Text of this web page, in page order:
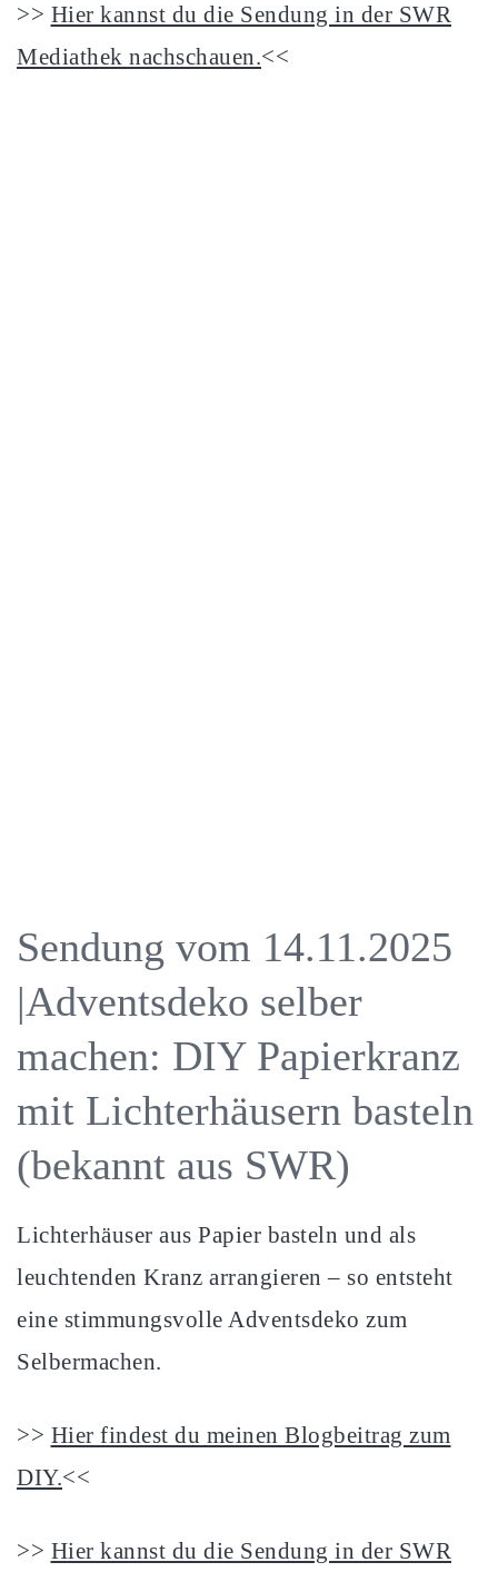
>> Hier kannst du die Sendung in der SWR
Mediathek nachschauen.<<
Sendung vom 14.11.2025
|Adventsdeko selber
machen: DIY Papierkranz
mit Lichterhäusern basteln
(bekannt aus SWR)
Lichterhäuser aus Papier basteln und als
leuchtenden Kranz arrangieren – so entsteht
eine stimmungsvolle Adventsdeko zum
Selbermachen.
>> Hier findest du meinen Blogbeitrag zum
DIY.<<
>> Hier kannst du die Sendung in der SWR